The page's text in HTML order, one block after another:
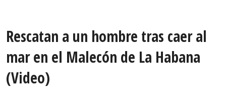
Rescatan a un hombre tras caer al
mar en el Malecón de La Habana
(Video)